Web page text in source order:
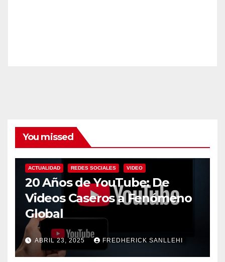
You missed
ACTUALIDAD REDES SOCIALES VIDEO
20 Años de YouTube: De
Videos Caseros a Fenómeno
Global
ABRIL 23, 2025 FREDHERICK SANLLEHI